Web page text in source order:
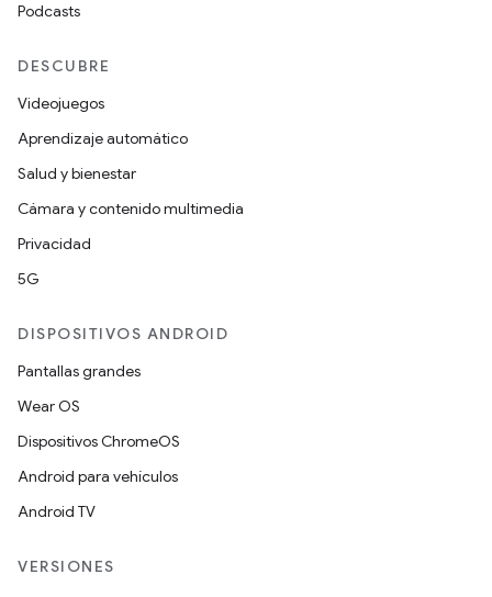
Podcasts
DESCUBRE
Videojuegos
Aprendizaje automático
Salud y bienestar
Cámara y contenido multimedia
Privacidad
5G
DISPOSITIVOS ANDROID
Pantallas grandes
Wear OS
Dispositivos ChromeOS
Android para vehículos
Android TV
VERSIONES